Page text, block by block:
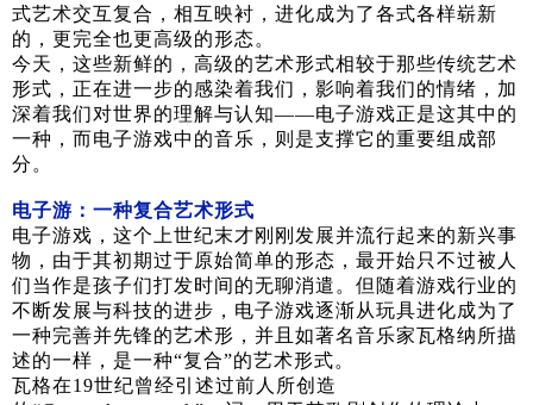
式艺术交互复合，相互映衬，进化成为了各式各样崭新
的，更完全也更高级的形态。
今天，这些新鲜的，高级的艺术形式相较于那些传统艺术
形式，正在进一步的感染着我们，影响着我们的情绪，加
深着我们对世界的理解与认知——电子游戏正是这其中的
一种，而电子游戏中的音乐，则是支撑它的重要组成部
分。
电子游：一种复合艺术形式
电子游戏，这个上世纪末才刚刚发展并流行起来的新兴事
物，由于其初期过于原始简单的形态，最开始只不过被人
们当作是孩子们打发时间的无聊消遣。但随着游戏行业的
不断发展与科技的进步，电子游戏逐渐从玩具进化成为了
一种完善并先锋的艺术形，并且如著名音乐家瓦格纳所描
述的一样，是一种“复合”的艺术形式。
瓦格在19世纪曾经引述过前人所创造